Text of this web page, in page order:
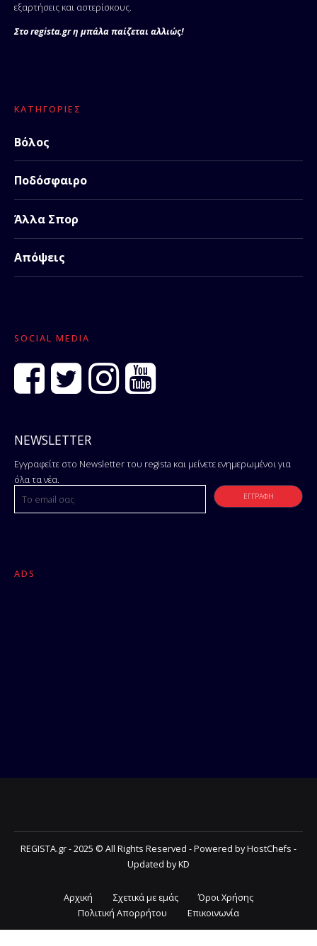
εξαρτήσεις και αστερίσκους.
Στο regista.gr η μπάλα παίζεται αλλιώς!
ΚΑΤΗΓΟΡΊΕΣ
Βόλος
Ποδόσφαιρο
Άλλα Σπορ
Απόψεις
SOCIAL MEDIA
NEWSLETTER
Εγγραφείτε στο Newsletter του regista και μείνετε ενημερωμένοι για
όλα τα νέα.
ADS
REGISTA.gr - 2025 © All Rights Reserved - Powered by HostChefs -
Updated by KD
Αρχική Σχετικά με εμάς
Όροι Χρήσης
Πολιτική Απορρήτου
Επικοινωνία